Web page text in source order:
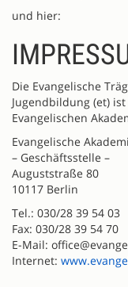
und hier:
Die Evangelische
Jugendbildung (et)
Evangelischen
Evangelische
– Geschäftsstelle –
Auguststraße 80
10117 Berlin
Tel.: 030/28 39 54 03
Fax: 030/28 39 54 70
E-Mail:
Internet: